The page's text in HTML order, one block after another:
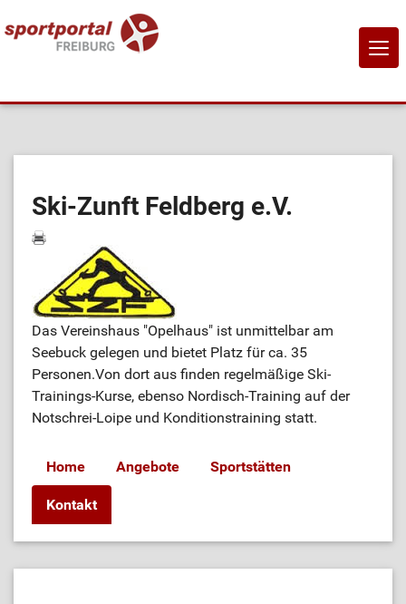
Sportanbietende
Sportstätten
Job-Börse
Kontakt
Ski-Zunft Feldberg e.V.
Das Vereinshaus "Opelhaus" ist unmittelbar am
Seebuck gelegen und bietet Platz für ca. 35
Personen.Von dort aus finden regelmäßige Ski-
Trainings-Kurse, ebenso Nordisch-Training auf der
Notschrei-Loipe und Konditionstraining statt.
Home Angebote Sportstätten
Kontakt